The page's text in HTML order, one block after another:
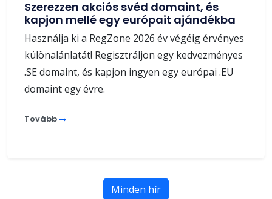
Szerezzen akciós svéd domaint, és
kapjon mellé egy európait ajándékba
Használja ki a RegZone 2026 év végéig érvényes
különalánlatát! Regisztráljon egy kedvezményes
.SE domaint, és kapjon ingyen egy európai .EU
domaint egy évre.
Tovább
Minden hír